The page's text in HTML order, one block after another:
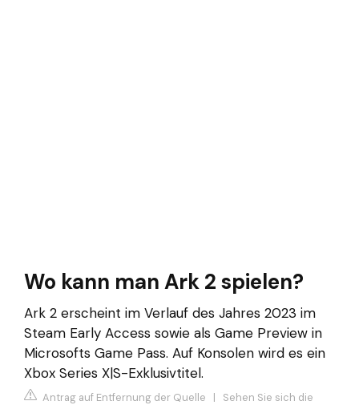
Wo kann man Ark 2 spielen?
Ark 2 erscheint im Verlauf des Jahres 2023 im
Steam Early Access sowie als Game Preview in
Microsofts Game Pass. Auf Konsolen wird es ein
Xbox Series X|S-Exklusivtitel.
Antrag auf Entfernung der Quelle | Sehen Sie sich die